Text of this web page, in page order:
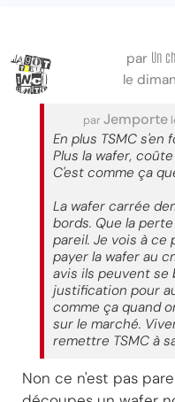
par Un
le
parJemporte
En plus TSMC s'en
Plus la wafer,
C'est comme ça
La wafer carrée
bords. Que la
pareil. Je vois à
payer la wafer au
avis ils peuvent se
justification pour
comme ça quand
sur le marché.
remettre TSMC à
Non ce n'est pas